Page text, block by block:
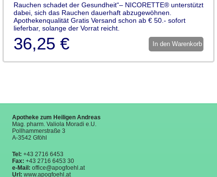
Rauchen schadet der Gesundheit“– NICORETTE® unterstützt
dabei, sich das Rauchen dauerhaft abzugewöhnen.
Apothekenqualität Gratis Versand schon ab € 50.- sofort
lieferbar, solange der Vorrat reicht.
36,25 € In den Warenkorb
Apotheke zum Heiligen Andreas
Mag. pharm. Valiola Moradi e.U.
Pollhammerstraße 3
A-3542 Gföhl
Tel: +43 2716 6453
Fax: +43 2716 6453 30
e-Mail: office@apogfoehl.at
Url: www.apogfoehl.at